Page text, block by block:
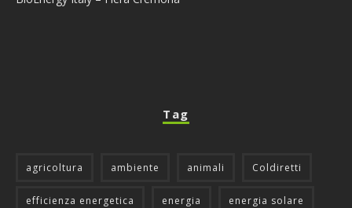
Tag
agricoltura ambiente animali Coldiretti
efficienza energetica energia energia solare